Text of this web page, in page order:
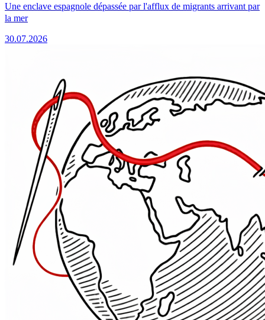
Une enclave espagnole dépassée par l'afflux de migrants arrivant par
la mer
30.07.2026